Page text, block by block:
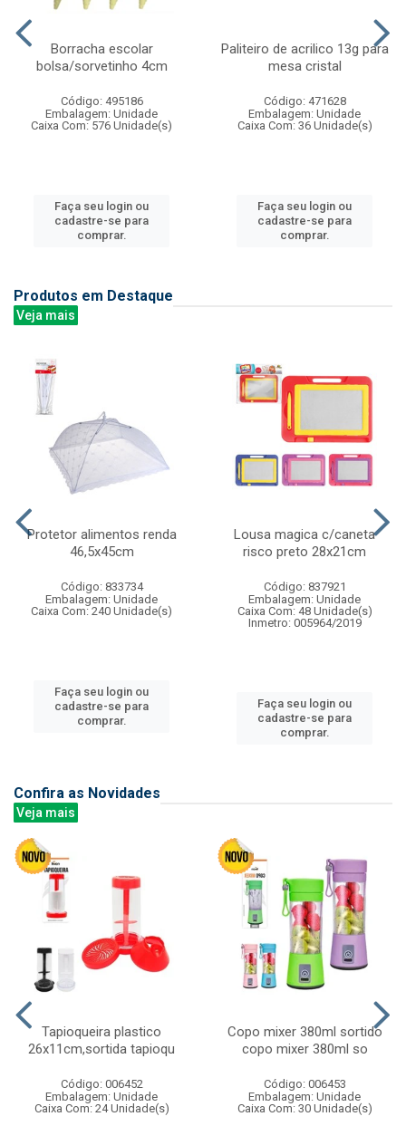
Borracha escolar
bolsa/sorvetinho 4cm
Código: 495186
Embalagem: Unidade
Caixa Com: 576 Unidade(s)
Faça seu login ou
cadastre-se para
comprar.
Paliteiro de acrilico 13g para
mesa cristal
Código: 471628
Embalagem: Unidade
Caixa Com: 36 Unidade(s)
Faça seu login ou
cadastre-se para
comprar.
Produtos em Destaque
Veja mais
Protetor alimentos renda
46,5x45cm
Código: 833734
Embalagem: Unidade
Caixa Com: 240 Unidade(s)
Faça seu login ou
cadastre-se para
comprar.
Lousa magica c/caneta
risco preto 28x21cm
Código: 837921
Embalagem: Unidade
Caixa Com: 48 Unidade(s)
Inmetro: 005964/2019
Faça seu login ou
cadastre-se para
comprar.
Confira as Novidades
Veja mais
Tapioqueira plastico
26x11cm,sortida tapioqu
Código: 006452
Embalagem: Unidade
Caixa Com: 24 Unidade(s)
Copo mixer 380ml sortido
copo mixer 380ml so
Código: 006453
Embalagem: Unidade
Caixa Com: 30 Unidade(s)